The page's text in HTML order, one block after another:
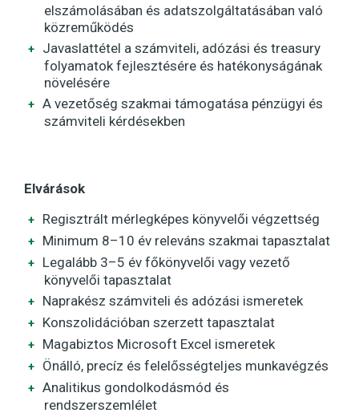
elszámolásában és adatszolgáltatásában való
közreműködés
Javaslattétel a számviteli, adózási és treasury
folyamatok fejlesztésére és hatékonyságának
növelésére
A vezetőség szakmai támogatása pénzügyi és
számviteli kérdésekben
Elvárások
Regisztrált mérlegképes könyvelői végzettség
Minimum 8–10 év releváns szakmai tapasztalat
Legalább 3–5 év főkönyvelői vagy vezető
könyvelői tapasztalat
Naprakész számviteli és adózási ismeretek
Konszolidációban szerzett tapasztalat
Magabiztos Microsoft Excel ismeretek
Önálló, precíz és felelősségteljes munkavégzés
Analitikus gondolkodásmód és
rendszerszemlélet